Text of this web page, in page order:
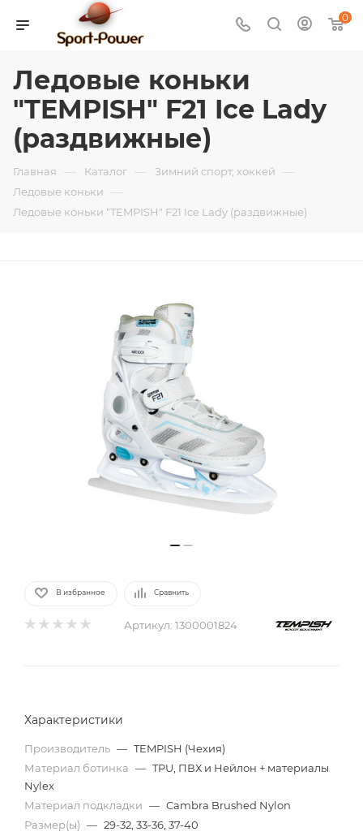
0
Ледовые коньки
"TEMPISH" F21 Ice Lady
(раздвижные)
Главная — Каталог — Зимний спорт, хоккей —
Ледовые коньки —
Ледовые коньки "TEMPISH" F21 Ice Lady (раздвижные)
В избранное Сравнить
Артикул: 1300001824
Характеристики
Производитель — TEMPISH (Чехия)
Материал ботинка — TPU, ПВХ и Нейлон + материалы
Nylex
Материал подкладки — Cambra Brushed Nylon
Размер(ы) — 29-32, 33-36, 37-40